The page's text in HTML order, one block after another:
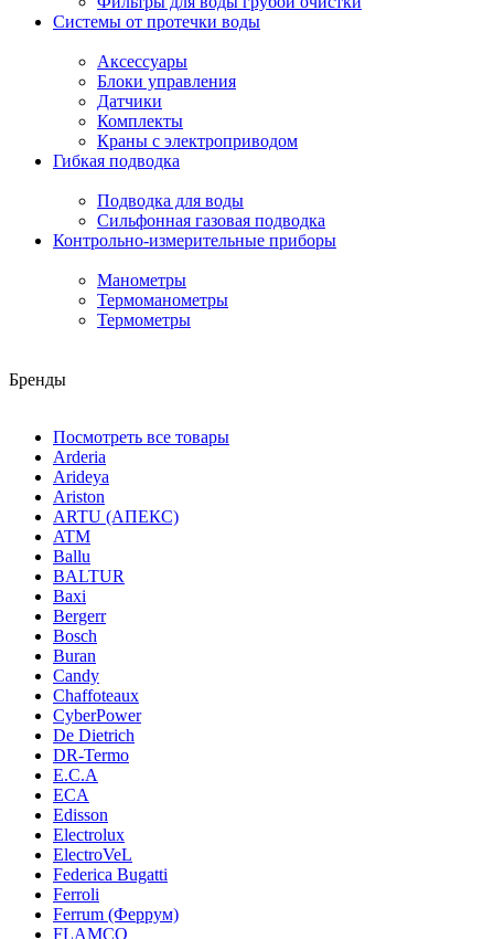
Системы от протечки воды
Аксессуары
Блоки управления
Датчики
Комплекты
Краны с электроприводом
Гибкая подводка
Подводка для воды
Сильфонная газовая подводка
Контрольно-измерительные приборы
Манометры
Термоманометры
Термометры
Бренды
Посмотреть все товары
Arderia
Arideya
Ariston
ARTU (АПЕКС)
ATM
Ballu
BALTUR
Baxi
Bergerr
Bosch
Buran
Candy
Chaffoteaux
CyberPower
De Dietrich
DR-Termo
E.C.A
ECA
Edisson
Electrolux
ElectroVeL
Federica Bugatti
Ferroli
Ferrum (Феррум)
FLAMCO